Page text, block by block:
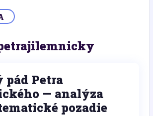
Petra
— analýza
pozadie